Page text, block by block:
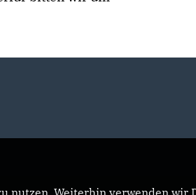
nutzen. Weiterhin verwenden